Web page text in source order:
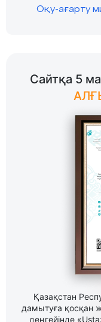
Оқу-ағарту
Сайтқа 5
Қазақстан
дамытуға қосқан
деңгейінде